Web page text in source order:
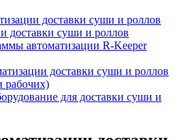
доставки суши и роллов
доставки суши и роллов
автоматизации R-Keeper
доставки суши и роллов
рабочих)
для доставки суши и